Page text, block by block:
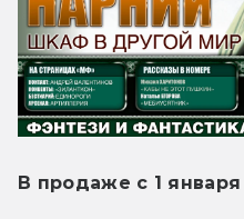
В продаже с 1 января